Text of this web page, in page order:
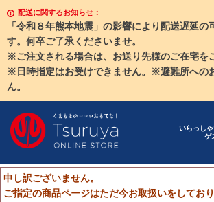
配送に関するお知らせ：
「令和８年熊本地震」の影響により配送遅延の
す。何卒ご了承くださいませ。
※ご注文される場合は、お送り先様のご在宅を
※日時指定はお受けできません。※避難所への
ん。
いらっし
ゲ
申し訳ございません。
ご指定の商品ページはただ今お取扱いをしており